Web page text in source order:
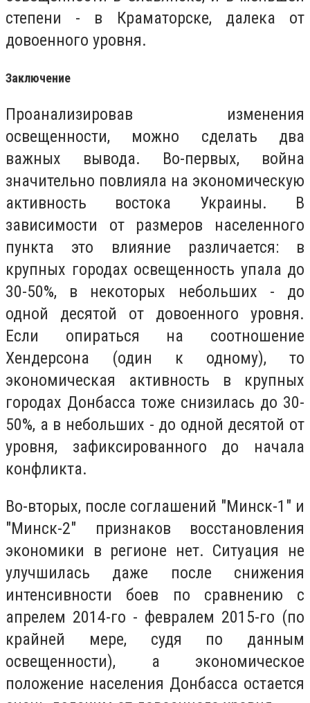
степени - в Краматорске, далека от
довоенного уровня.
Заключение
Проанализировав изменения
освещенности, можно сделать два
важных вывода. Во-первых, война
значительно повлияла на экономическую
активность востока Украины. В
зависимости от размеров населенного
пункта это влияние различается: в
крупных городах освещенность упала до
30-50%, в некоторых небольших - до
одной десятой от довоенного уровня.
Если опираться на соотношение
Хендерсона (один к одному), то
экономическая активность в крупных
городах Донбасса тоже снизилась до 30-
50%, а в небольших - до одной десятой от
уровня, зафиксированного до начала
конфликта.
Во-вторых, после соглашений "Минск-1" и
"Минск-2" признаков восстановления
экономики в регионе нет. Ситуация не
улучшилась даже после снижения
интенсивности боев по сравнению с
апрелем 2014-го - февралем 2015-го (по
крайней мере, судя по данным
освещенности), а экономическое
положение населения Донбасса остается